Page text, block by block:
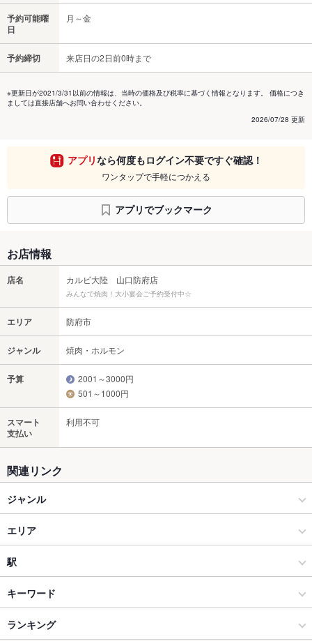
予約可能曜
日
月～金
予約締切 来店日の2日前0時まで
※更新日が2021/3/31以前の情報は、当時の価格及び税率に基づく情報となります。 価格につき
ましては直接店舗へお問い合わせください。
2026/07/28 更新
アプリなら何度もログイン不要ですぐ確認！
ワンタップで手軽につかえる
アプリでブックマーク
お店情報
店名 カルビ大陸 山口防府店
みんなで焼肉！大小宴会ご予約受付中☆
エリア 防府市
ジャンル 焼肉・ホルモン
予算
2001～3000円
501～1000円
スマート
支払い
利用不可
関連リンク
ジャンル
焼肉・ホルモン
焼肉
防府 × 焼肉・ホルモン
防府 × 焼肉
エリア
防府市
防府市 × 焼肉・ホルモン
防府市 × 焼肉
駅
大道駅
富海駅
キーワード
エビ料理
ランキング